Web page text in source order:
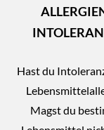
Hast du
Magst du